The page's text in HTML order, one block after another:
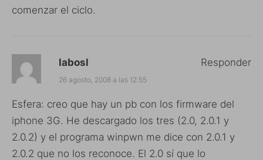
comenzar el ciclo.
labosl
26 agosto, 2008 a las 12:55
Esfera: creo que hay un pb con los firmware del
iphone 3G. He descargado los tres (2.0, 2.0.1 y
2.0.2) y el programa winpwn me dice con 2.0.1 y
2.0.2 que no los reconoce. El 2.0 sí que lo
Responder